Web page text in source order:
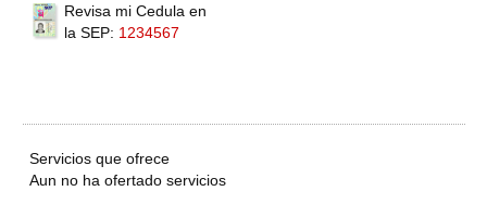
Revisa mi Cedula en
la SEP: 1234567
Servicios que ofrece
Aun no ha ofertado servicios